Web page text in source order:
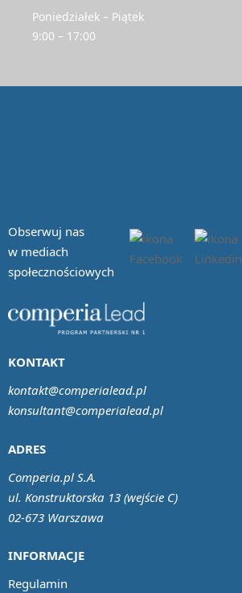
Poniedziałek – Piątek
9:00 – 17:00
Obserwuj nas
w mediach
społecznościowych
INFORMACJE
Regulamin
ADRES
Comperia.pl S.A.
ul. Konstruktorska 13 (wejście C)
02-673 Warszawa
KONTAKT
kontakt@comperialead.pl
konsultant@comperialead.pl